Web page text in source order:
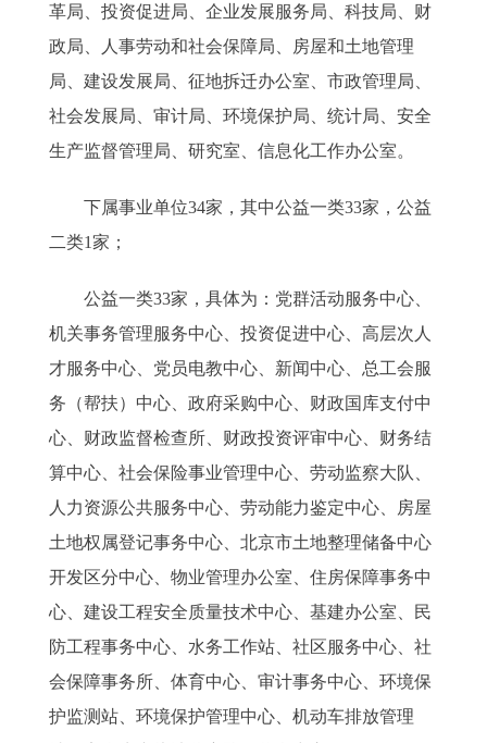
革局、投资促进局、企业发展服务局、科技局、财
政局、人事劳动和社会保障局、房屋和土地管理
局、建设发展局、征地拆迁办公室、市政管理局、
社会发展局、审计局、环境保护局、统计局、安全
生产监督管理局、研究室、信息化工作办公室。
下属事业单位34家，其中公益一类33家，公益
二类1家；
公益一类33家，具体为：党群活动服务中心、
机关事务管理服务中心、投资促进中心、高层次人
才服务中心、党员电教中心、新闻中心、总工会服
务（帮扶）中心、政府采购中心、财政国库支付中
心、财政监督检查所、财政投资评审中心、财务结
算中心、社会保险事业管理中心、劳动监察大队、
人力资源公共服务中心、劳动能力鉴定中心、房屋
土地权属登记事务中心、北京市土地整理储备中心
开发区分中心、物业管理办公室、住房保障事务中
心、建设工程安全质量技术中心、基建办公室、民
防工程事务中心、水务工作站、社区服务中心、社
会保障事务所、体育中心、审计事务中心、环境保
护监测站、环境保护管理中心、机动车排放管理